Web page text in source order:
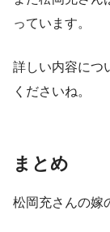
っています。
詳しい内容につ
くださいね。
まとめ
松岡充さんの嫁